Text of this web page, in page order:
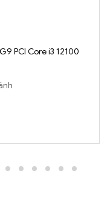
PCI Core i3 12100